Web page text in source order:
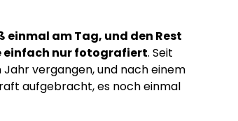
einmal am Tag, und den Rest
einfach nur fotografiert. Seit
vergangen, und nach einem
aufgebracht, es noch einmal